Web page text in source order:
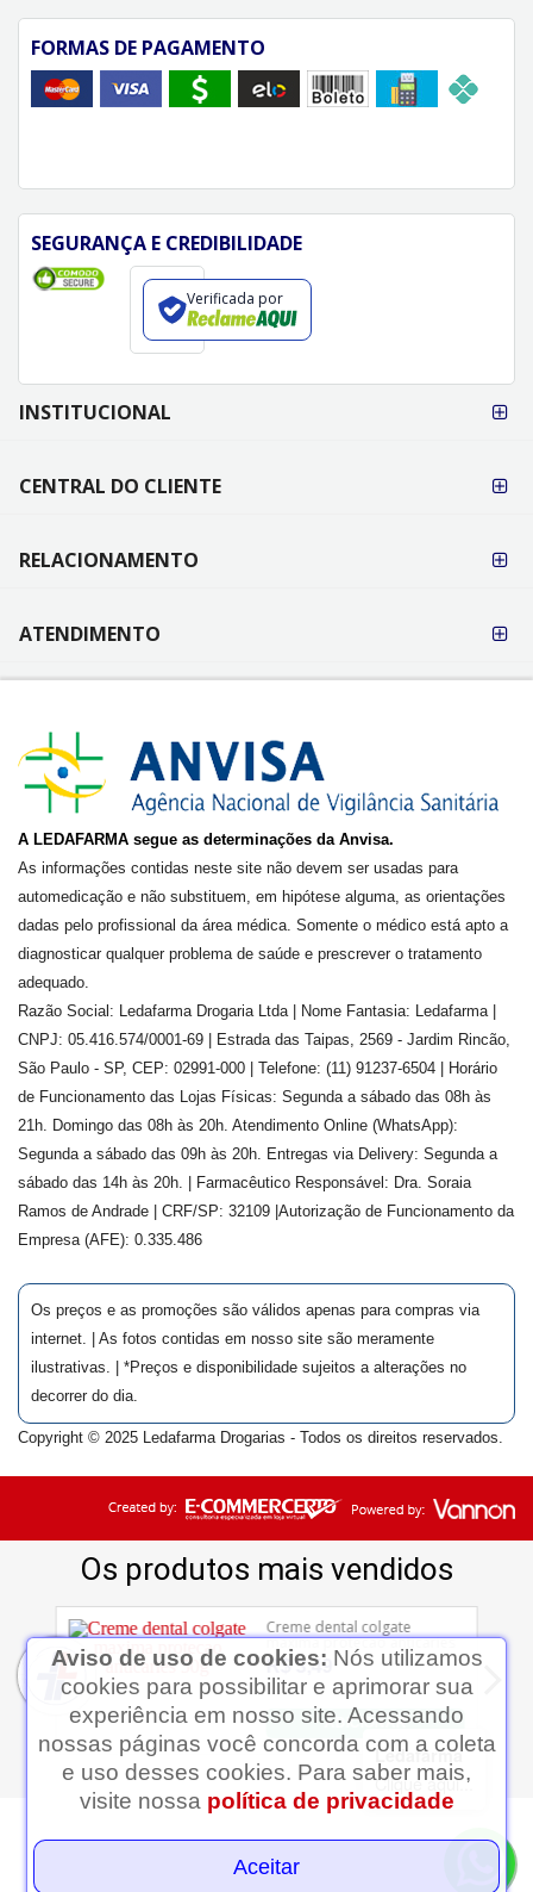
Ledafarma
Clique aqui...
FORMAS DE PAGAMENTO
SEGURANÇA E CREDIBILIDADE
Verificada por
FORMAS DE
PAGAMENTO
INSTITUCIONAL
CENTRAL DO CLIENTE
RELACIONAMENTO
ATENDIMENTO
A LEDAFARMA segue as determinações da Anvisa.
As informações contidas neste site não devem ser usadas para
automedicação e não substituem, em hipótese alguma, as orientações
dadas pelo profissional da área médica. Somente o médico está apto a
diagnosticar qualquer problema de saúde e prescrever o tratamento
adequado.
Razão Social: Ledafarma Drogaria Ltda | Nome Fantasia: Ledafarma |
CNPJ: 05.416.574/0001-69 | Estrada das Taipas, 2569 - Jardim Rincão,
São Paulo - SP, CEP: 02991-000 | Telefone: (11) 91237-6504 | Horário
de Funcionamento das Lojas Físicas: Segunda a sábado das 08h às
21h. Domingo das 08h às 20h. Atendimento Online (WhatsApp):
Segunda a sábado das 09h às 20h. Entregas via Delivery: Segunda a
sábado das 14h às 20h. | Farmacêutico Responsável: Dra. Soraia
Ramos de Andrade
| CRF/SP: 32109 |Autorização de Funcionamento da
Empresa (AFE): 0.335.486
Os preços e as promoções são válidos apenas para compras via
internet. | As fotos contidas em nosso site são meramente
ilustrativas. | *Preços e disponibilidade sujeitos a alterações no
decorrer do dia.
Copyright © 2025 Ledafarma Drogarias - Todos os direitos reservados.
Aviso de uso de cookies: Nós utilizamos
cookies para possibilitar e aprimorar sua
experiência em nosso site. Acessando
nossas páginas você concorda com a coleta
e uso desses cookies. Para saber mais,
visite nossa política de privacidade
Aceitar